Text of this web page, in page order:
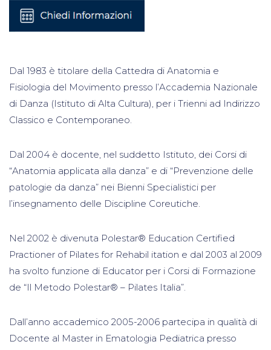
Dal 1983 è titolare della Cattedra di Anatomia e
Fisiologia del Movimento presso l’Accademia Nazionale
di Danza (Istituto di Alta Cultura), per i Trienni ad Indirizzo
Classico e Contemporaneo.
Dal 2004 è docente, nel suddetto Istituto, dei Corsi di
“Anatomia applicata alla danza” e di “Prevenzione delle
patologie da danza” nei Bienni Specialistici per
l’insegnamento delle Discipline Coreutiche.
Nel 2002 è divenuta Polestar® Education Certified
Practioner of Pilates for Rehabil itation e dal 2003 al 2009
ha svolto funzione di Educator per i Corsi di Formazione
de “Il Metodo Polestar® – Pilates Italia”.
Dall’anno accademico 2005-2006 partecipa in qualità di
Docente al Master in Ematologia Pediatrica presso